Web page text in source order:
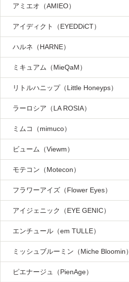
アミエオ（AMIEO）
アイディクト（EYEDDiCT）
ハルネ（HARNE）
ミキュアム（MieQaM）
リトルハニップ（Little Honeyps）
ラーロシア（LA ROSIA）
ミムコ（mimuco）
ビューム（Viewm）
モテコン（Motecon）
フラワーアイズ（Flower Eyes）
アイジェニック（EYE GENIC）
エンチュール（em TULLE）
ミッシュブルーミン（Miche Bloomin）
ピエナージュ（PienAge）